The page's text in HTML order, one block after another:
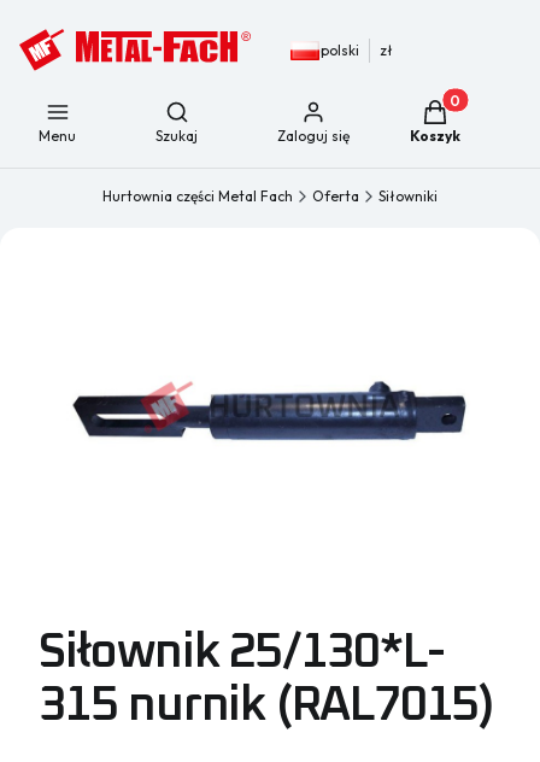
polski zł
Menu
Otwórz wyszukiwarkę
Szukaj Zaloguj się
Produkty w
Koszyk
Hurtownia części Metal Fach Oferta Siłowniki
Siłownik 25/130*L-
315 nurnik (RAL7015)